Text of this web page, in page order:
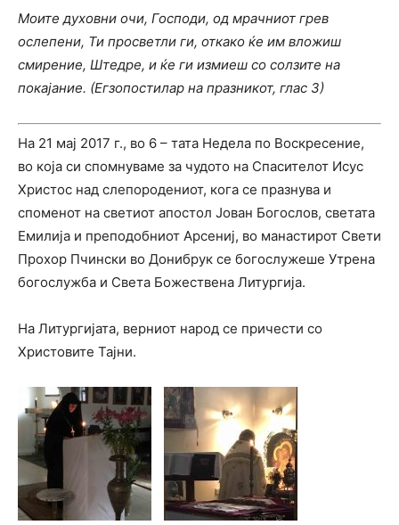
Моите духовни очи, Господи, од мрачниот грев
ослепени, Ти просветли ги, откако ќе им вложиш
смирение, Штедре, и ќе ги измиеш со солзите на
покајание. (Егзопостилар на празникот, глас 3)
На 21 мај 2017 г., во 6 – тата Недела по Воскресение,
во која си спомнуваме за чудото на Спасителот Исус
Христос над слепородениот, кога се празнува и
споменот на светиот апостол Јован Богослов, светата
Емилија и преподобниот Арсениј, во манастирот Свети
Прохор Пчински во Донибрук се богослужеше Утрена
богослужба и Света Божествена Литургија.
На Литургијата, верниот народ се причести со
Христовите Тајни.